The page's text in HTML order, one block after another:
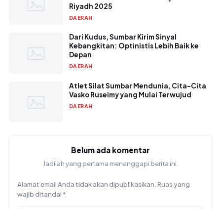
Riyadh 2025
DAERAH
Dari Kudus, Sumbar Kirim Sinyal
Kebangkitan: Optinistis Lebih Baik ke
Depan
DAERAH
Atlet Silat Sumbar Mendunia, Cita-Cita
Vasko Ruseimy yang Mulai Terwujud
DAERAH
Belum ada komentar
Jadilah yang pertama menanggapi berita ini.
Alamat email Anda tidak akan dipublikasikan.Ruas yang
wajib ditandai *